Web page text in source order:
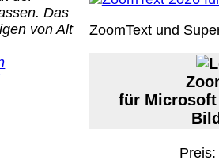
Das
von Alt
ZoomText und
für Microsoft
Versandkosten DHL
bis 5kg
Deutschland
Deutschland Vorkasse:
Deutschland PayPal:
EU (inkl. Schweiz)